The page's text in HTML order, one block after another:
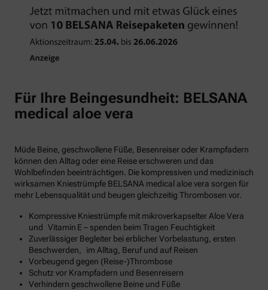
Für Ihre Beingesundheit: BELSANA
medical aloe vera
Müde Beine, geschwollene Füße, Besenreiser oder Krampfadern
können den Alltag oder eine Reise erschweren und das
Wohlbefinden beeinträchtigen. Die kompressiven und medizinisch
wirksamen Kniestrümpfe BELSANA medical aloe vera sorgen für
mehr Lebensqualität und beugen gleichzeitig Thrombosen vor.
Kompressive Kniestrümpfe mit mikroverkapselter Aloe Vera
und Vitamin E – spenden beim Tragen Feuchtigkeit
Zuverlässiger Begleiter bei erblicher Vorbelastung, ersten
Beschwerden, im Alltag, Beruf und auf Reisen
Vorbeugend gegen (Reise-)Thrombose
Schutz vor Krampfadern und Besenreisern
Verhindern geschwollene Beine und Füße